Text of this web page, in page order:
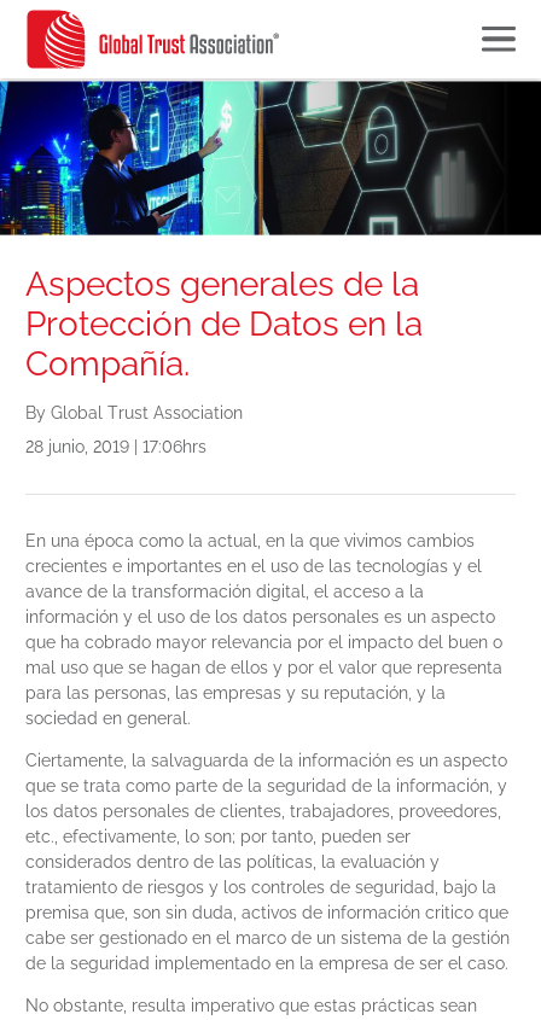
Aspectos generales de la
Protección de Datos en la
Compañía.
By Global Trust Association
28 junio, 2019 | 17:06hrs
En una época como la actual, en la que vivimos cambios
crecientes e importantes en el uso de las tecnologías y el
avance de la transformación digital, el acceso a la
información y el uso de los datos personales es un aspecto
que ha cobrado mayor relevancia por el impacto del buen o
mal uso que se hagan de ellos y por el valor que representa
para las personas, las empresas y su reputación, y la
sociedad en general.
Ciertamente, la salvaguarda de la información es un aspecto
que se trata como parte de la seguridad de la información, y
los datos personales de clientes, trabajadores, proveedores,
etc., efectivamente, lo son; por tanto, pueden ser
considerados dentro de las políticas, la evaluación y
tratamiento de riesgos y los controles de seguridad, bajo la
premisa que, son sin duda, activos de información critico que
cabe ser gestionado en el marco de un sistema de la gestión
de la seguridad implementado en la empresa de ser el caso.
No obstante, resulta imperativo que estas prácticas sean